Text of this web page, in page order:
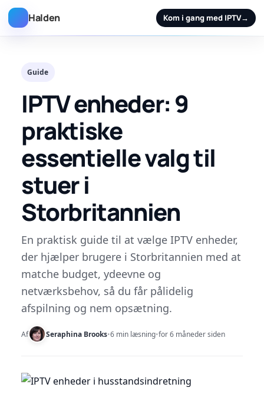
Halden Kom i gang med IPTV→
Guide
IPTV enheder: 9
praktiske
essentielle valg til
stuer i
Storbritannien
En praktisk guide til at vælge IPTV enheder,
der hjælper brugere i Storbritannien med at
matche budget, ydeevne og
netværksbehov, så du får pålidelig
afspilning og nem opsætning.
Af Seraphina Brooks•6 min læsning•for 6 måneder siden